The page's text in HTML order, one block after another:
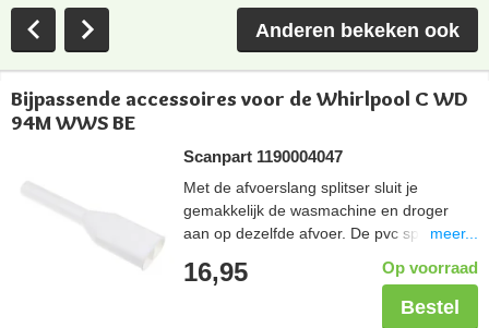
Anderen bekeken ook
Bijpassende accessoires voor de Whirlpool C WD
94M WWS BE
Scanpart 1190004047
Met de afvoerslang splitser sluit je
gemakkelijk de wasmachine en droger
aan op dezelfde afvoer. De pvc splitsermeer...
16,95 Op voorraad
Bestel